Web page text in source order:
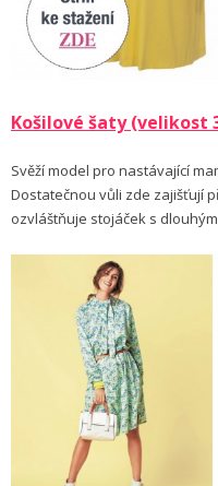
Košilové šaty (velikost
Svěží model pro nastávající
Dostatečnou vůli zde zajišťují
ozvláštňuje stojáček s